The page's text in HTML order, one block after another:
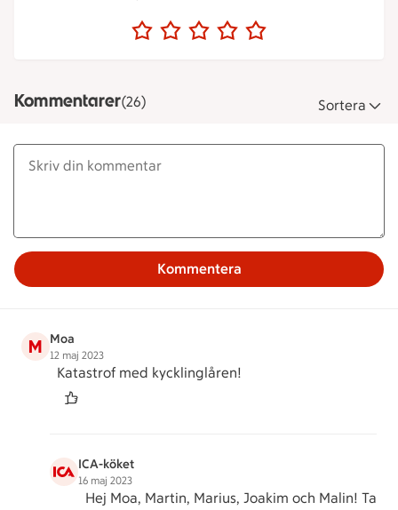
Kommentarer(26) Sortera
Kommentera
M Moa
12 maj 2023
Katastrof med kycklinglåren!
ICA-köket
16 maj 2023
Hej Moa, Martin, Marius, Joakim och Malin! Ta